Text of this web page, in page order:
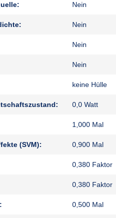
Nein
Nein
Nein
Nein
keine Hülle
0,0 Watt
1,000 Mal
(SVM): 0,900 Mal
0,380 Faktor
0,380 Faktor
0,500 Mal